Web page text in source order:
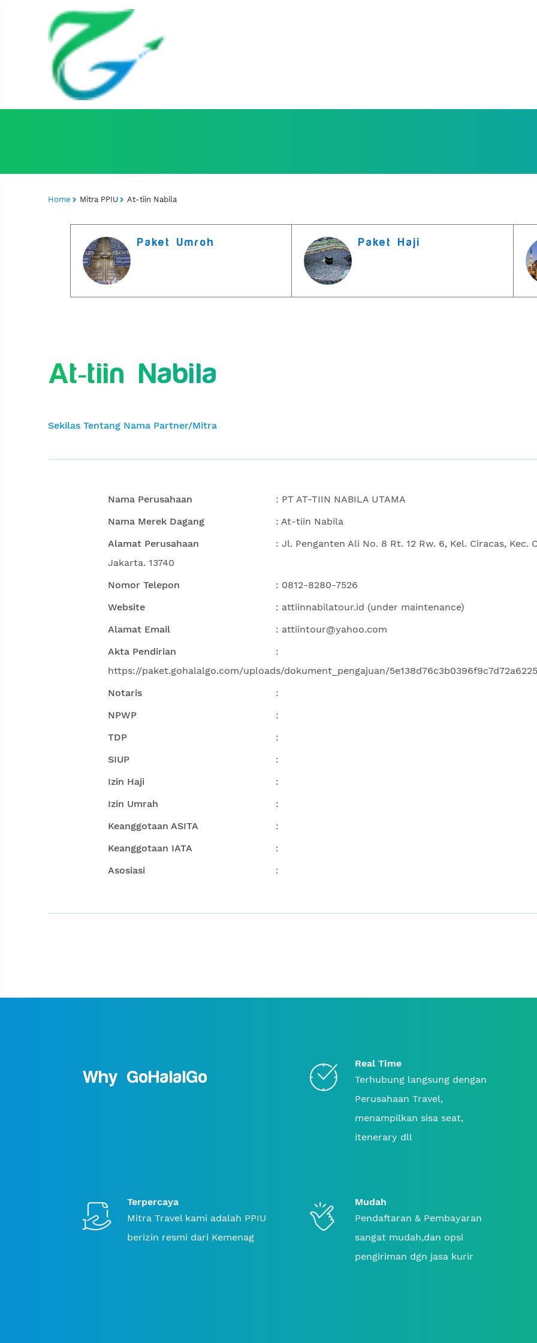
Home Mitra PPIU At-tiin Nabila
Paket Umroh Paket Haji
At-tiin Nabila
Sekilas Tentang Nama Partner/Mitra
Nama Perusahaan
: PT AT-TIIN NABILA UTAMA
Nama Merek Dagang
: At-tiin Nabila
Alamat Perusahaan
: Jl. Penganten Ali No. 8 Rt. 12 Rw. 6, Kel. Ciracas, Kec.
Jakarta. 13740
Nomor Telepon
: 0812-8280-7526
Website
: attiinnabilatour.id (under maintenance)
Alamat Email
: attiintour@yahoo.com
Akta Pendirian
:
https://paket.gohalalgo.com/uploads/dokument_pengajuan/
Notaris
:
NPWP
:
TDP
:
SIUP
:
Izin Haji
:
Izin Umrah
:
Keanggotaan ASITA
:
Keanggotaan IATA
:
Asosiasi
:
Why GoHalalGo
Real Time
Terhubung langsung dengan
Perusahaan Travel,
menampilkan sisa seat,
itenerary dll
Terpercaya
Mitra Travel kami adalah PPIU
berizin resmi dari Kemenag
Mudah
Pendaftaran & Pembayaran
sangat mudah,dan opsi
pengiriman dgn jasa kurir